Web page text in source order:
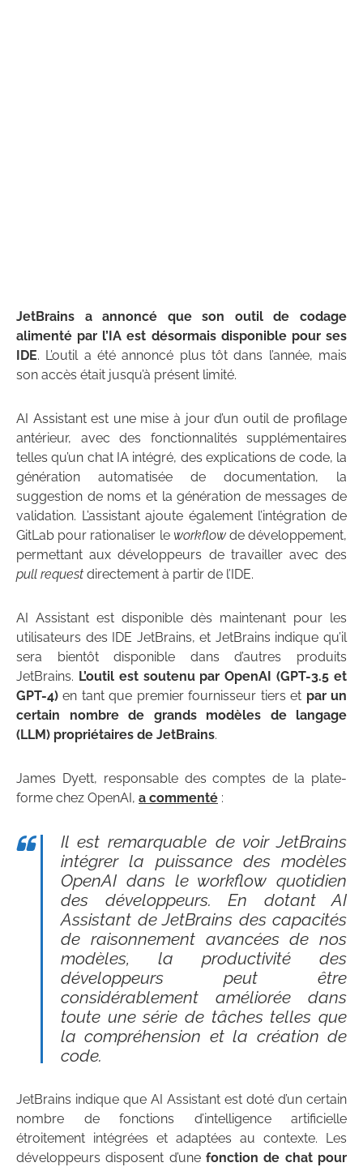
JetBrains a annoncé que son outil de codage
alimenté par l’IA est désormais disponible pour ses
IDE. L’outil a été annoncé plus tôt dans l’année, mais
son accès était jusqu’à présent limité.
AI Assistant est une mise à jour d’un outil de profilage
antérieur, avec des fonctionnalités supplémentaires
telles qu’un chat IA intégré, des explications de code, la
génération automatisée de documentation, la
suggestion de noms et la génération de messages de
validation. L’assistant ajoute également l’intégration de
GitLab pour rationaliser le workflowde développement,
permettant aux développeurs de travailler avec des
pull request directement à partir de l’IDE.
AI Assistant est disponible dès maintenant pour les
utilisateurs des IDE JetBrains, et JetBrains indique qu’il
sera bientôt disponible dans d’autres produits
JetBrains. L’outil est soutenu par OpenAI (GPT-3.5 et
GPT-4) en tant que premier fournisseur tiers et par un
certain nombre de grands modèles de langage
(LLM) propriétaires de JetBrains.
James Dyett, responsable des comptes de la plate-
forme chez OpenAI, a commenté :
Il est remarquable de voir JetBrains
intégrer la puissance des modèles
OpenAI dans le workflow quotidien
des développeurs. En dotant AI
Assistant de JetBrains des capacités
de raisonnement avancées de nos
modèles, la productivité des
développeurs peut être
considérablement améliorée dans
toute une série de tâches telles que
la compréhension et la création de
code.
JetBrains indique que AI Assistant est doté d’un certain
nombre de fonctions d’intelligence artificielle
étroitement intégrées et adaptées au contexte. Les
développeurs disposent d’une fonction de chat pour